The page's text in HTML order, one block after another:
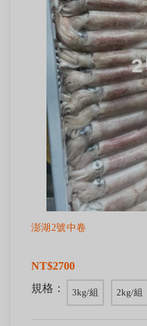
澎湖2號中卷
NT$2700
規格：
3kg/組 2kg/組